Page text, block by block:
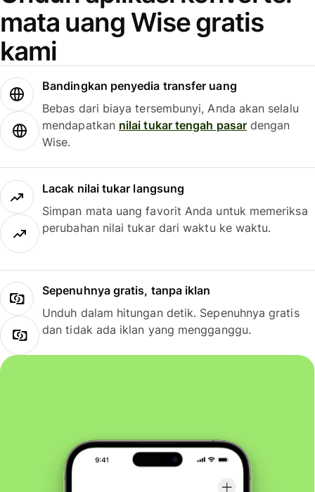
mata uang Wise gratis
kami
Bandingkan penyedia transfer uang
Bebas dari biaya tersembunyi, Anda akan selalu
mendapatkan nilai tukar tengah pasardengan
Wise.
Lacak nilai tukar langsung
Simpan mata uang favorit Anda untuk memeriksa
perubahan nilai tukar dari waktu ke waktu.
Sepenuhnya gratis, tanpa iklan
Unduh dalam hitungan detik. Sepenuhnya gratis
dan tidak ada iklan yang mengganggu.